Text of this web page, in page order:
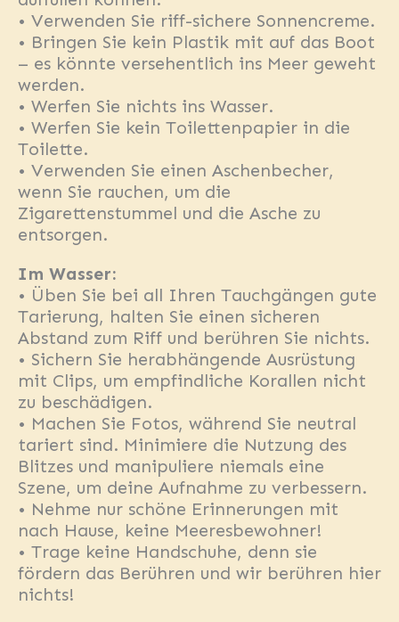
• Verwenden Sie riff-sichere Sonnencreme.
• Bringen Sie kein Plastik mit auf das Boot
– es könnte versehentlich ins Meer geweht
werden.
• Werfen Sie nichts ins Wasser.
• Werfen Sie kein Toilettenpapier in die
Toilette.
• Verwenden Sie einen Aschenbecher,
wenn Sie rauchen, um die
Zigarettenstummel und die Asche zu
entsorgen.
Im Wasser:
• Üben Sie bei all Ihren Tauchgängen gute
Tarierung, halten Sie einen sicheren
Abstand zum Riff und berühren Sie nichts.
• Sichern Sie herabhängende Ausrüstung
mit Clips, um empfindliche Korallen nicht
zu beschädigen.
• Machen Sie Fotos, während Sie neutral
tariert sind. Minimiere die Nutzung des
Blitzes und manipuliere niemals eine
Szene, um deine Aufnahme zu verbessern.
• Nehme nur schöne Erinnerungen mit
nach Hause, keine Meeresbewohner!
• Trage keine Handschuhe, denn sie
fördern das Berühren und wir berühren hier
nichts!